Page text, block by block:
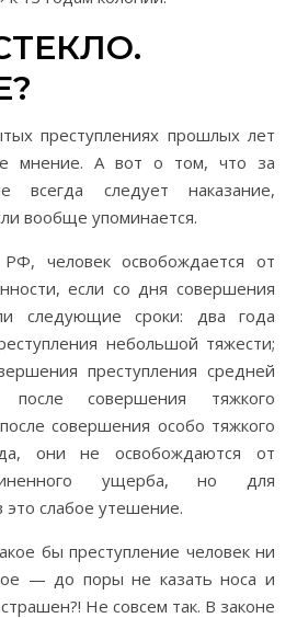
преступлениях прошлых лет
мнение. А вот о том, что за
всегда следует наказание,
вообще упоминается.
человек освобождается от
если со дня совершения
следующие сроки: два года
небольшой тяжести;
преступления средней
совершения тяжкого
совершения особо тяжкого
они не освобождаются от
ущерба, но для
слабое утешение.
бы преступление человек ни
— до поры не казать носа и
Не совсем так. В законе